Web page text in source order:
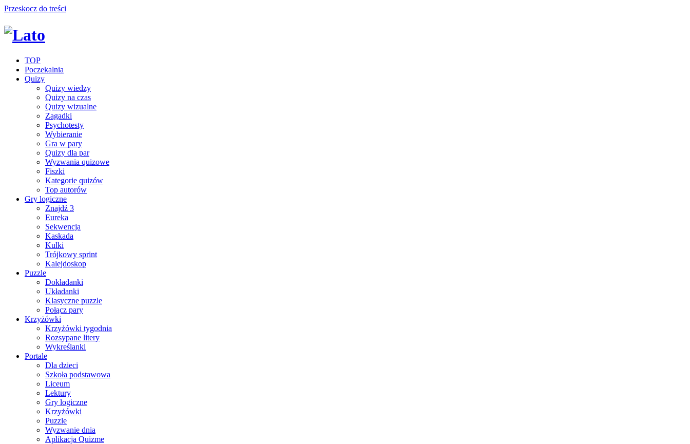
Przeskocz do treści
TOP
Poczekalnia
Quizy
Quizy wiedzy
Quizy na czas
Quizy wizualne
Zagadki
Psychotesty
Wybieranie
Gra w pary
Quizy dla par
Wyzwania quizowe
Fiszki
Kategorie quizów
Top autorów
Gry logiczne
Znajdź 3
Eureka
Sekwencja
Kaskada
Kulki
Trójkowy sprint
Kalejdoskop
Puzzle
Dokładanki
Układanki
Klasyczne puzzle
Połącz pary
Krzyżówki
Krzyżówki tygodnia
Rozsypane litery
Wykreślanki
Portale
Dla dzieci
Szkoła podstawowa
Liceum
Lektury
Gry logiczne
Krzyżówki
Puzzle
Wyzwanie dnia
Aplikacja Quizme